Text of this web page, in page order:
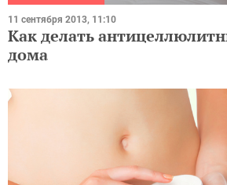
11 сентября 2013, 11:10
Как делать
дома